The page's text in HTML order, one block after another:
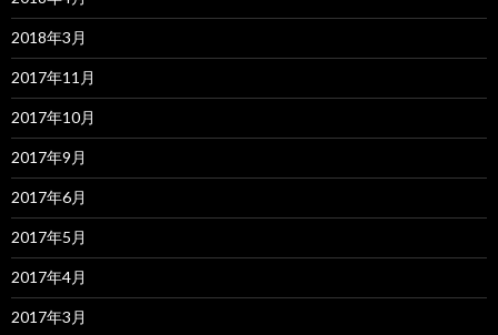
2018年3月
2017年11月
2017年10月
2017年9月
2017年6月
2017年5月
2017年4月
2017年3月